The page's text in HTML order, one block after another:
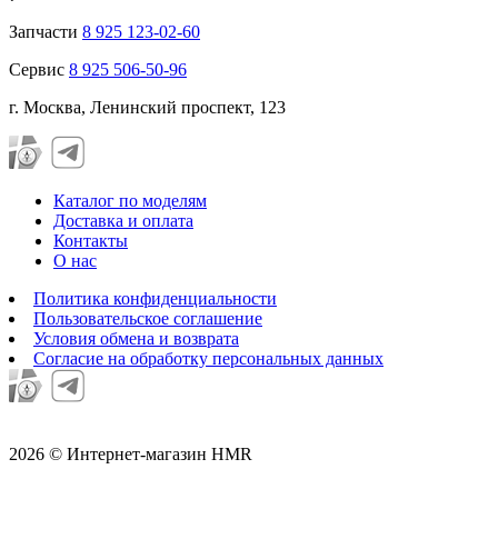
Запчасти 8 925 123-02-60
Сервис 8 925 506-50-96
г. Москва, Ленинский проспект, 123
Каталог по моделям
Доставка и оплата
Контакты
О нас
Политика конфиденциальности
Пользовательское соглашение
Условия обмена и возврата
Согласие на обработку персональных данных
2026 © Интернет-магазин HMR